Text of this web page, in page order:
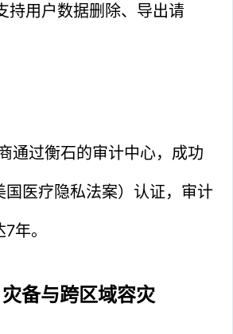
持用户数据删除、导出请
通过衡石的审计中心，成功
国医疗隐私法案）认证，审计
年。
备与跨区域容灾